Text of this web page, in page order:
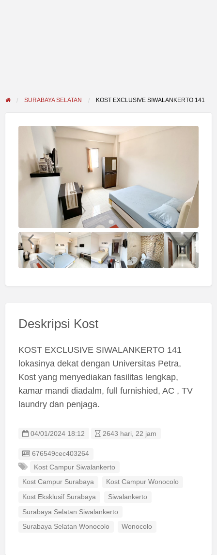
SURABAYA SELATAN KOST EXCLUSIVE SIWALANKERTO 141
Deskripsi Kost
KOST EXCLUSIVE SIWALANKERTO 141
lokasinya dekat dengan Universitas Petra,
Kost yang menyediakan fasilitas lengkap,
kamar mandi diadalm, full furnishied, AC , TV
laundry dan penjaga.
04/01/2024 18:12 2643 hari, 22 jam
Listing ID
676549cec403264
Kost Campur Siwalankerto
Kost Campur Surabaya Kost Campur Wonocolo
Kost Eksklusif Surabaya Siwalankerto
Surabaya Selatan Siwalankerto
Surabaya Selatan Wonocolo Wonocolo